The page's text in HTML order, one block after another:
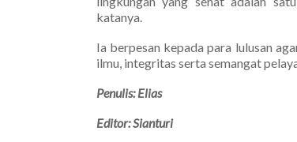
katanya.
Ia berpesan kepada para lulusan
ilmu, integritas serta semangat
Penulis: Elias
Editor: Sianturi